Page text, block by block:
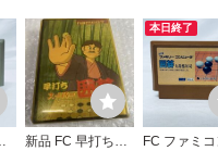
新品 FC 早打ちス
本日終了
FC ファミ